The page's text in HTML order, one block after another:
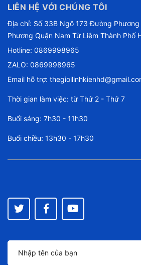
LIÊN HỆ VỚI CHÚNG TÔI
Địa chỉ: Số 33B Ngõ 173 Đường Phương
Phương Quận Nam Từ Liêm Thành Phố
Hotline: 0869998965
ZALO: 0869998965
Email hỗ trợ:
Thời gian làm việc: từ Thứ 2 - Thứ 7
Buổi sáng: 7h30 - 11h30
Buổi chiều: 13h30 - 17h30